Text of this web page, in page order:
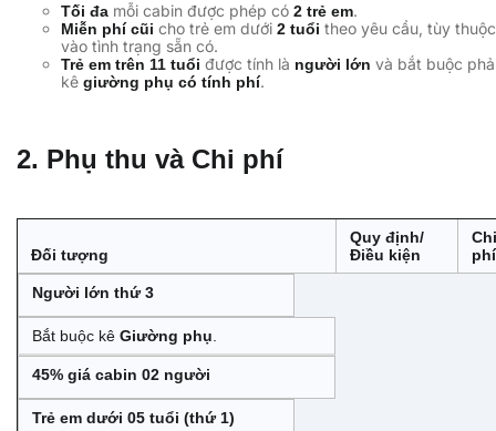
Tối đa mỗi cabin được phép có 2 trẻ em.
Miễn phí cũi cho trẻ em dưới 2 tuổi theo yêu cầu, tùy thuộc
vào tình trạng sẵn có.
Trẻ em trên 11 tuổi được tính là người lớn và bắt buộc
kê giường phụ có tính phí.
2. Phụ thu và Chi phí
Đối tượng
Quy định/
Điều kiện
Chi
phí
Người lớn thứ 3
Bắt buộc kê Giường phụ
45% giá cabin 02 người
Trẻ em dưới 05 tuổi (thứ 1)